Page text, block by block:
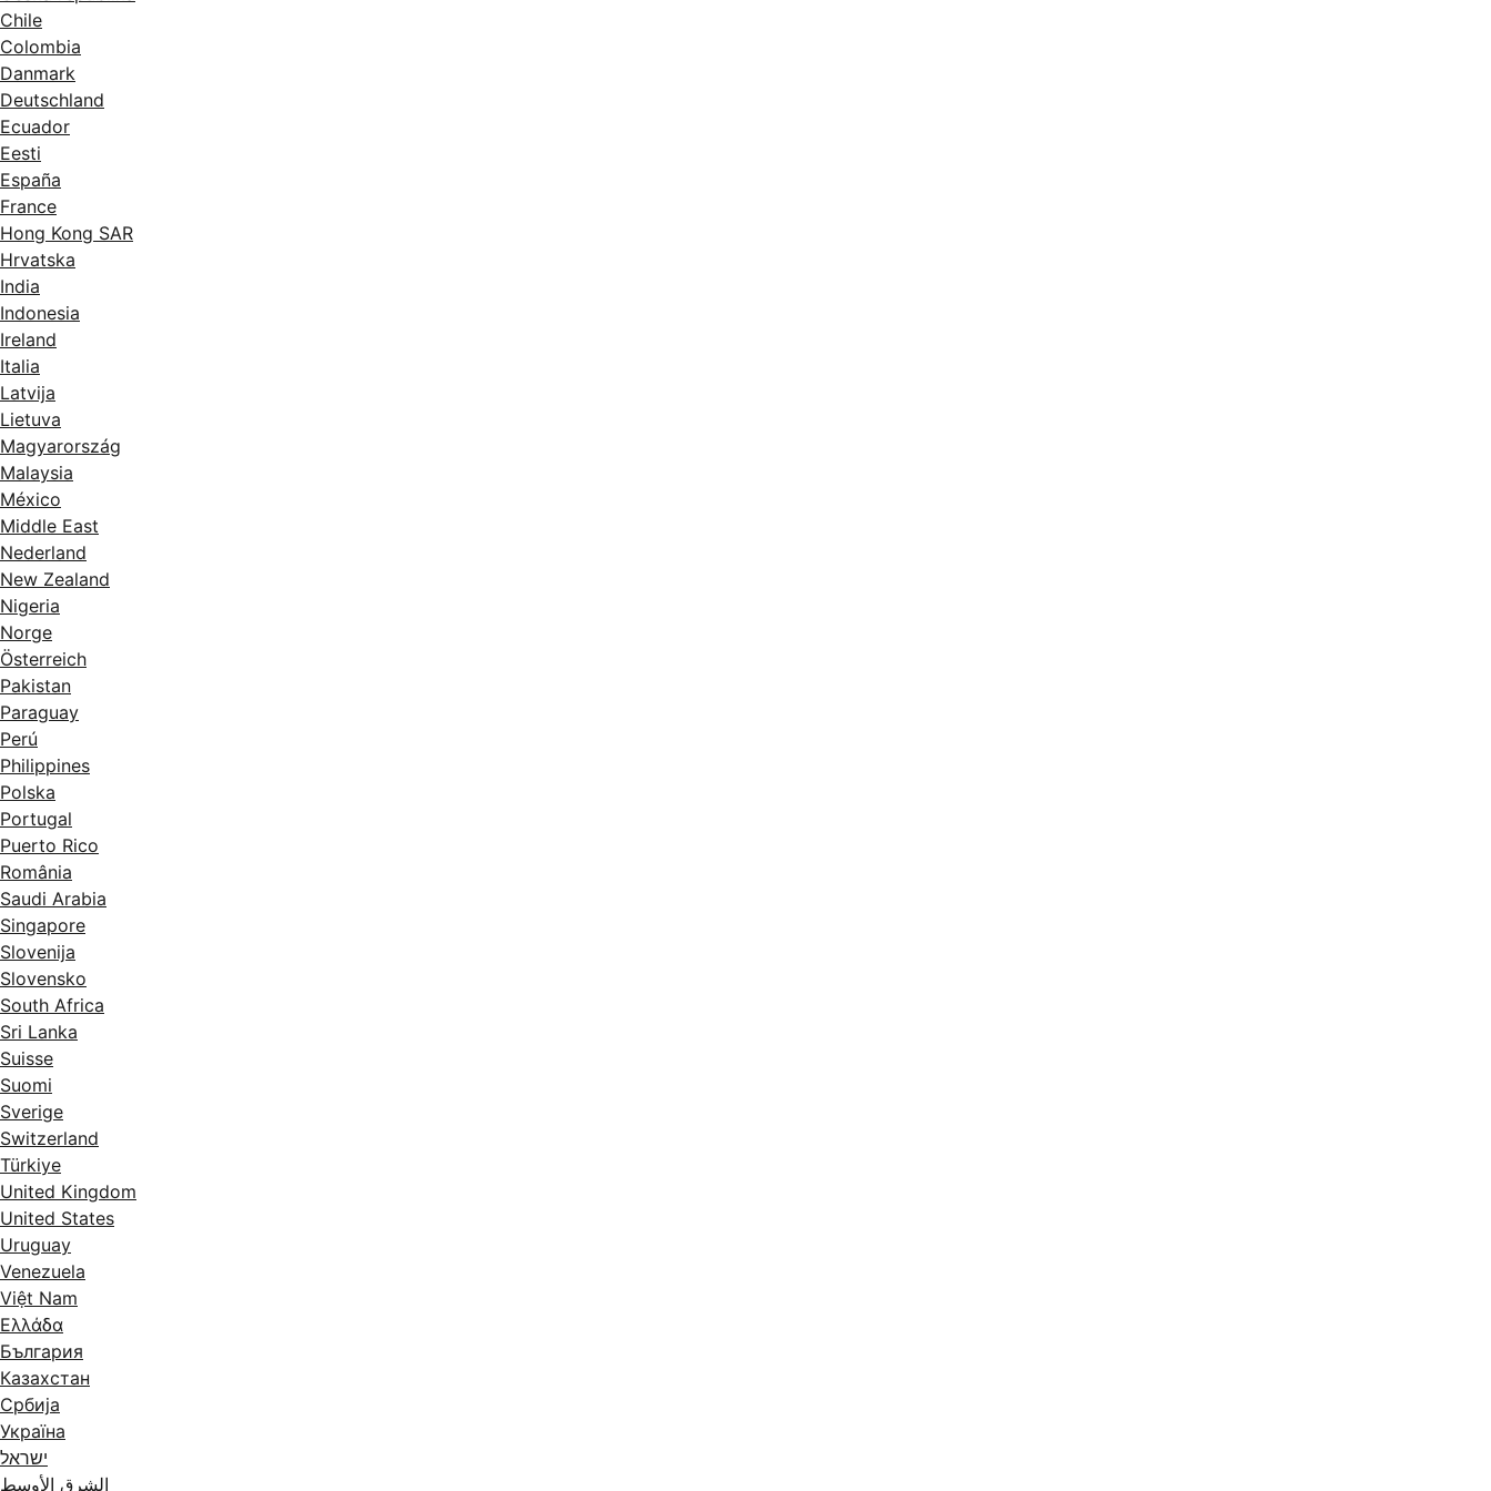
Chile
Colombia
Danmark
Deutschland
Ecuador
Eesti
España
France
Hong Kong SAR
Hrvatska
India
Indonesia
Ireland
Italia
Latvija
Lietuva
Magyarország
Malaysia
México
Middle East
Nederland
New Zealand
Nigeria
Norge
Österreich
Pakistan
Paraguay
Perú
Philippines
Polska
Portugal
Puerto Rico
România
Saudi Arabia
Singapore
Slovenija
Slovensko
South Africa
Sri Lanka
Suisse
Suomi
Sverige
Switzerland
Türkiye
United Kingdom
United States
Uruguay
Venezuela
Việt Nam
Ελλάδα
България
Казахстан
Србија
Україна
ישראל
الشرق الأوسط